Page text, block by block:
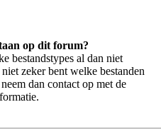
op dit forum?
bestandstypes al dan niet
zeker bent welke bestanden
dan contact op met de